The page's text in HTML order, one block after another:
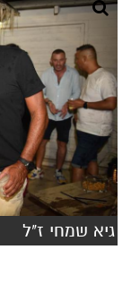
גיא שמחי ז"ל